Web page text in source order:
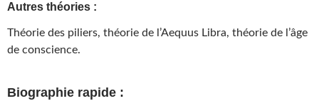
Autres théories :
Théorie des piliers, théorie de l’Aequus Libra, théorie de l’âge
de conscience.
Biographie rapide :